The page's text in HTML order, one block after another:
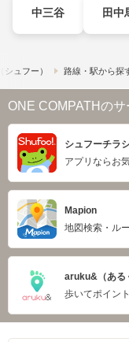
中三谷 田中
ュフー） 路線・駅から探
ONE COMPATHのサ
シュフーチラ
アプリならお
Mapion
地図検索・ル
aruku&（ある
歩いてポイン